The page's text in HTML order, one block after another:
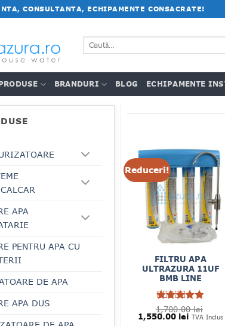
CONSULTANTA, ECHIPAMENTE CONSACRATE!
Caută
după:
BRANDURI BLOG ECHIPAMENTE
APA
PENTRU APA CU
DE APA
APA DUS
Reduceri!
FILTRU APA
ULTRAZURA 11UF
BMB LINE
Evaluat la
4.89din
1,700.00lei
Prețul
inițial
1,550.00 leiPrețul
curent
TVA Inclus